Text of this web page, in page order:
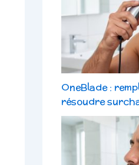
OneBlade :
résoudre